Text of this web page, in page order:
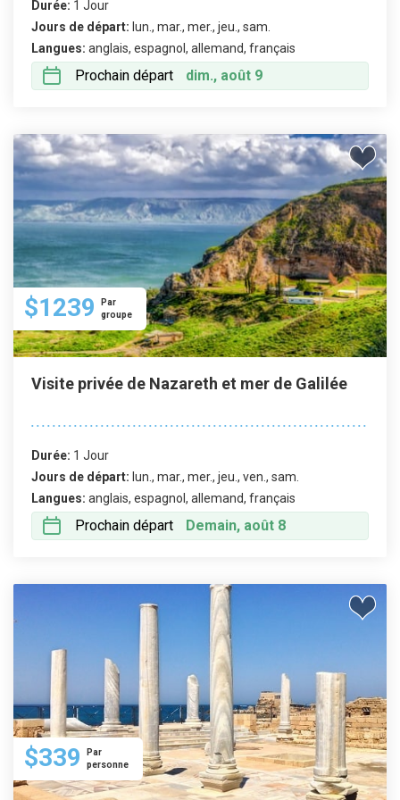
Durée: 1 Jour
Jours de départ: lun., mar., mer., jeu., sam.
Langues: anglais, espagnol, allemand, français
Prochain départ dim., août 9
$1239
Par
groupe
Visite privée de Nazareth et mer de Galilée
Durée: 1 Jour
Jours de départ: lun., mar., mer., jeu., ven., sam.
Langues: anglais, espagnol, allemand, français
Prochain départ Demain, août 8
$339
Par
personne